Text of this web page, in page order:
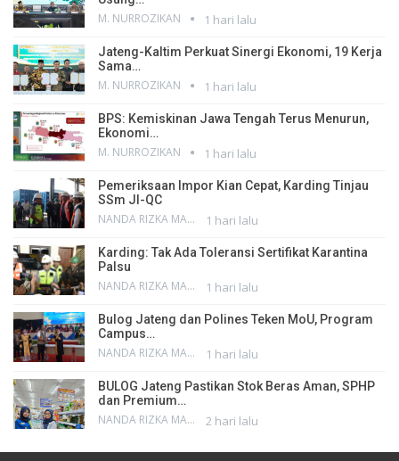
M. NURROZIKAN 1 hari lalu
Jateng-Kaltim Perkuat Sinergi Ekonomi, 19 Kerja
Sama…
M. NURROZIKAN 1 hari lalu
BPS: Kemiskinan Jawa Tengah Terus Menurun,
Ekonomi…
M. NURROZIKAN 1 hari lalu
Pemeriksaan Impor Kian Cepat, Karding Tinjau
SSm JI-QC
NANDA RIZKA MAHENDRA 1 hari lalu
Karding: Tak Ada Toleransi Sertifikat Karantina
Palsu
NANDA RIZKA MAHENDRA 1 hari lalu
Bulog Jateng dan Polines Teken MoU, Program
Campus…
NANDA RIZKA MAHENDRA 1 hari lalu
BULOG Jateng Pastikan Stok Beras Aman, SPHP
dan Premium…
NANDA RIZKA MAHENDRA 2 hari lalu